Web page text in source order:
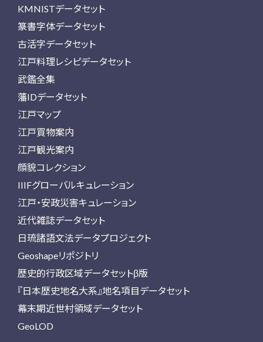
KMNISTデータセット
篆書字体データセット
古活字データセット
江戸料理レシピデータセット
武鑑全集
藩IDデータセット
江戸マップ
江戸買物案内
江戸観光案内
顔貌コレクション
IIIFグローバルキュレーション
江戸・安政災害キュレーション
近代雑誌データセット
日琉諸語文法データプロジェクト
Geoshapeリポジトリ
歴史的行政区域データセットβ版
『日本歴史地名大系』地名項目データセット
幕末期近世村領域データセット
GeoLOD